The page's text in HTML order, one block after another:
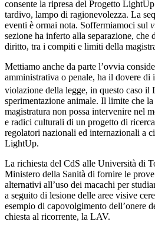
consente la ripresa del Progetto
tardivo, lampo di ragionevolezza. La
eventi è ormai nota. Soffermiamoci sul
sezione ha inferto alla separazione, che
diritto, tra i compiti e limiti della
Mettiamo anche da parte l’ovvia
amministrativa o penale, ha il dovere di
violazione della legge, in questo caso il
sperimentazione animale. Il limite che
magistratura non possa intervenire nel
e radici culturali di un progetto di
regolatori nazionali ed internazionali a
LightUp.
La richiesta del CdS alle Università di
Ministero della Sanità di fornire le prove
alternativi all’uso dei macachi per
a seguito di lesione delle aree visive
esempio di capovolgimento dell’onere
chiesta al ricorrente, la LAV.